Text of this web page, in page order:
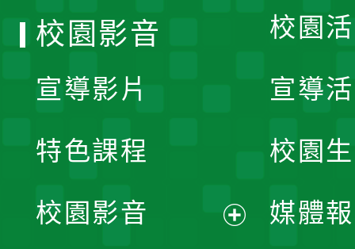
校園
宣導
校園
媒體
校園影音
宣導影片
特色課程
校園影音